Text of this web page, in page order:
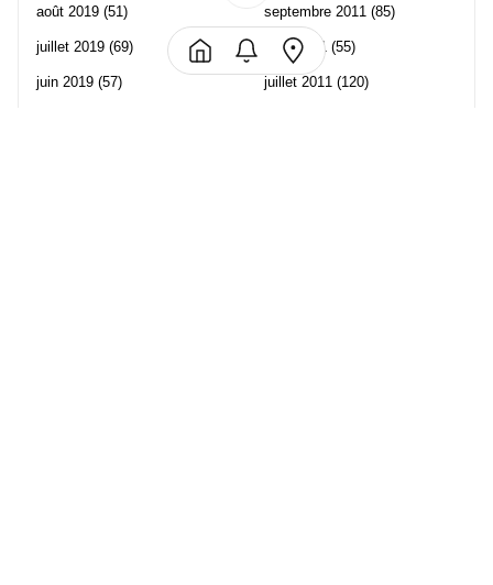
août 2019 (51)
juillet 2019 (69)
juin 2019 (57)
septembre 2011 (85)
août 2011 (55)
juillet 2011 (120)